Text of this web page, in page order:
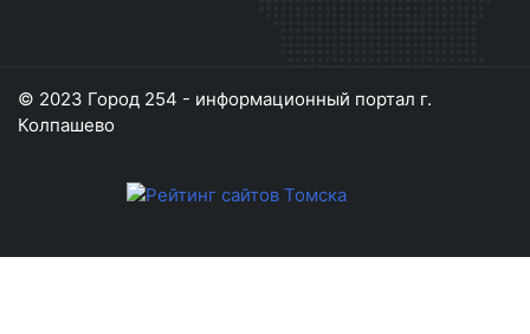
© 2023 Город 254 - информационный портал г.
Колпашево